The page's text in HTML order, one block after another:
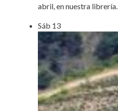
abril, en nuestra librería.
Sáb 13